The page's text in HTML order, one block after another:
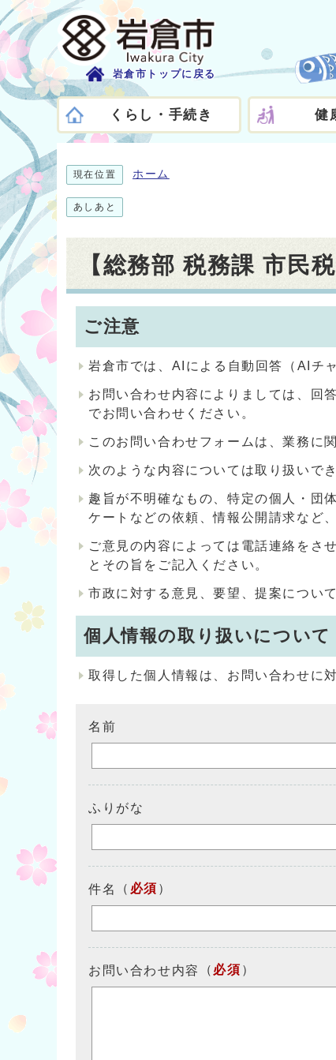
岩倉市トップに戻る
くらし・手続き 健
現在位置 ホーム
あしあと
【総務部 税務課 市民
ご注意
岩倉市では、AIによる自動回答（AIチ
お問い合わせ内容によりましては、回
でお問い合わせください。
このお問い合わせフォームは、業務に
次のような内容については取り扱いで
趣旨が不明確なもの、特定の個人・団
ケートなどの依頼、情報公開請求など
ご意見の内容によっては電話連絡をさ
とその旨をご記入ください。
市政に対する意見、要望、提案について
個人情報の取り扱いについて
取得した個人情報は、お問い合わせに
名前
ふりがな
件名 （ 必須 ）
お問い合わせ内容 （ 必須 ）